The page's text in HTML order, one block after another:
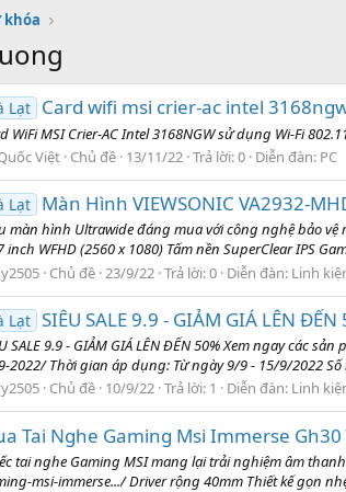
khóa
Lạt Card wifi msi crier-ac intel
WiFi MSI Crier-AC Intel 3168NGW sử dụng Wi-Fi
Việt Chủ đề 13/11/22 Trả lời: 0 Diễn đàn: PC
Lạt Màn Hình VIEWSONIC VA2932-
màn hình Ultrawide đáng mua với công nghệ bảo
inch WFHD (2560 x 1080) Tấm nền SuperClear IPS
Chủ đề 23/9/22 Trả lời: 0 Diễn đàn: Linh
Lạt SIÊU SALE 9.9 - GIẢM GIÁ LÊN ĐẾN
SALE 9.9 - GIẢM GIÁ LÊN ĐẾN 50% Xem ngay
2022/ Thời gian áp dụng: Từ ngày 9/9 - 15/9/2022
Chủ đề 10/9/22 Trả lời: 1 Diễn đàn: Linh
Tai Nghe Gaming Msi Immerse Gh30
tai nghe Gaming MSI mang lại trải nghiệm âm
msi-immerse.../ Driver rộng 40mm Thiết kế gọn